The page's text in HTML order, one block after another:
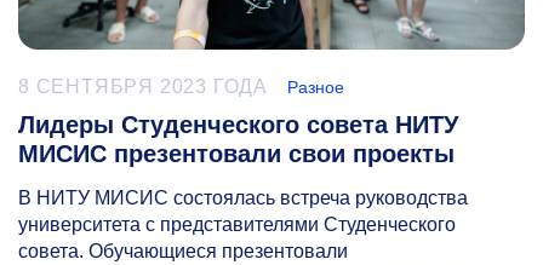
8 СЕНТЯБРЯ 2023 ГОДА Разное
Лидеры Студенческого совета НИТУ
МИСИС презентовали свои проекты
В НИТУ МИСИС состоялась встреча руководства
университета с представителями Студенческого
совета. Обучающиеся презентовали